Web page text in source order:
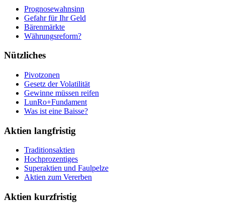
Prognosewahnsinn
Gefahr für Ihr Geld
Bärenmärkte
Währungsreform?
Nützliches
Pivotzonen
Gesetz der Volatilität
Gewinne müssen reifen
LunRo+Fundament
Was ist eine Baisse?
Aktien langfristig
Traditionsaktien
Hochprozentiges
Superaktien und Faulpelze
Aktien zum Vererben
Aktien kurzfristig